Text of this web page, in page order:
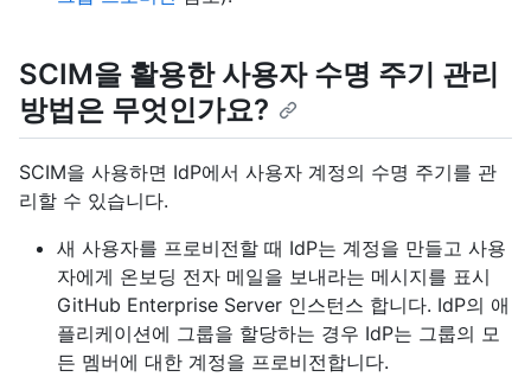
SCIM을 활용한 사용자 수명 주기 관리
방법은 무엇인가요?
SCIM을 사용하면 IdP에서 사용자 계정의 수명 주기를 관
리할 수 있습니다.
새 사용자를 프로비전할 때 IdP는 계정을 만들고 사용
자에게 온보딩 전자 메일을 보내라는 메시지를 표시
GitHub Enterprise Server 인스턴스 합니다. IdP의 애
플리케이션에 그룹을 할당하는 경우 IdP는 그룹의 모
든 멤버에 대한 계정을 프로비전합니다.